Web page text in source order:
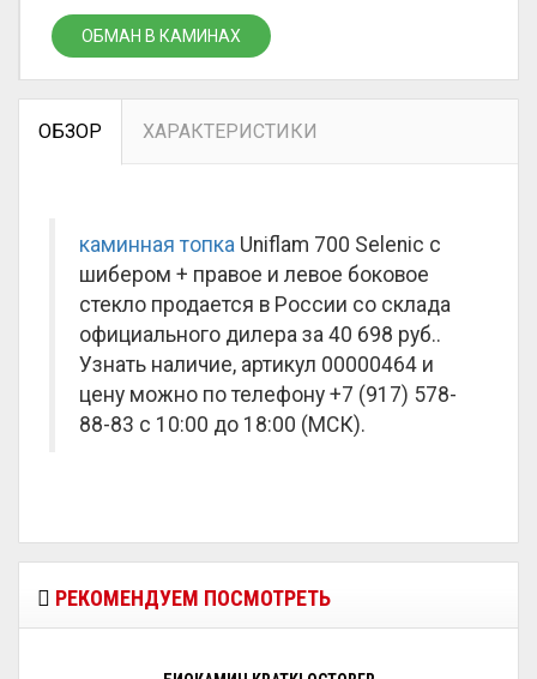
ОБМАН В КАМИНАХ
ОБЗОР ХАРАКТЕРИСТИКИ
каминная топка Uniflam 700 Selenic с
шибером + правое и левое боковое
стекло продается в России со склада
официального дилера за 40 698 руб..
Узнать наличие, артикул 00000464 и
цену можно по телефону +7 (917) 578-
88-83 с 10:00 до 18:00 (МСК).
РЕКОМЕНДУЕМ ПОСМОТРЕТЬ